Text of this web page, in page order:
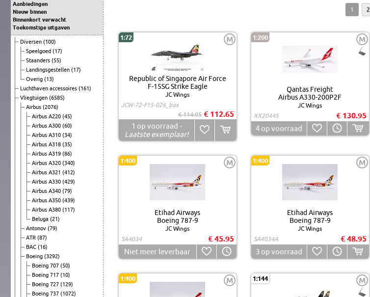
Aanbiedingen
Nieuw binnen
Binnenkort verwacht
Toekomstige uitgaven
Diversen (100)
Speelgoed (17)
Staanders (55)
Landingsgestellen (17)
Overig (13)
Luchthaven accessoires (161)
Vliegtuigen (6585)
Airbus (2076)
Airbus A220 (45)
Airbus A300 (60)
Airbus A310 (34)
Airbus A318 (35)
Airbus A319 (86)
Airbus A320 (340)
Airbus A321 (412)
Airbus A330 (429)
Airbus A340 (79)
Airbus A350 (439)
Airbus A380 (117)
Beluga (21)
Antonov (79)
ATR (87)
BAC (16)
Boeing (3292)
Boeing 707 (50)
Boeing 717 (10)
Boeing 727 (129)
Boeing 737 (1072)
1 2
1:72 M
Republic of Singapore Air Force
F-15SG Strike Eagle
JC Wings
JCW-72-F15-026_box
€ 114.95€ 112.65
1 op voorraad -
Laatste exemplaar!
1:200 M
Qantas Freight
Airbus A330-200P2F
JC Wings
XX20445
€ 130.95
4op voorraad
1:400 M
Etihad Airways
Boeing 787-9
JC Wings
SA4034
€ 45.95
Niet meer leverbaar
1:400 M
Etihad Airways
Boeing 787-9
JC Wings
SA4034A
€ 48.95
3 op voorraad
1:400 M 1:144 M